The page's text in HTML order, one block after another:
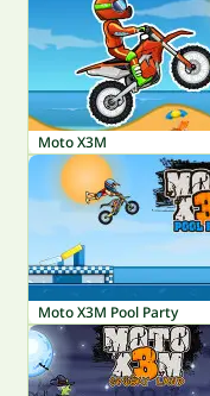
Moto X3M
Moto X3M Pool Party